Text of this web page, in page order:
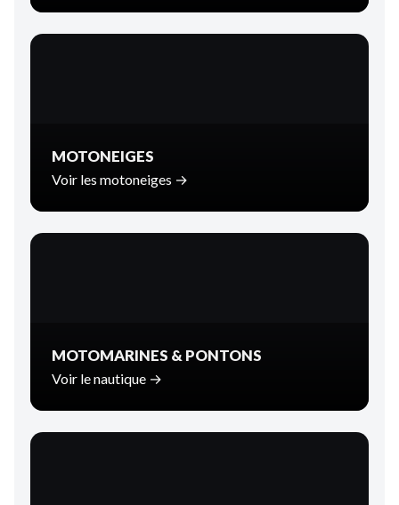
MOTONEIGES
Voir les motoneiges →
MOTOMARINES & PONTONS
Voir le nautique →